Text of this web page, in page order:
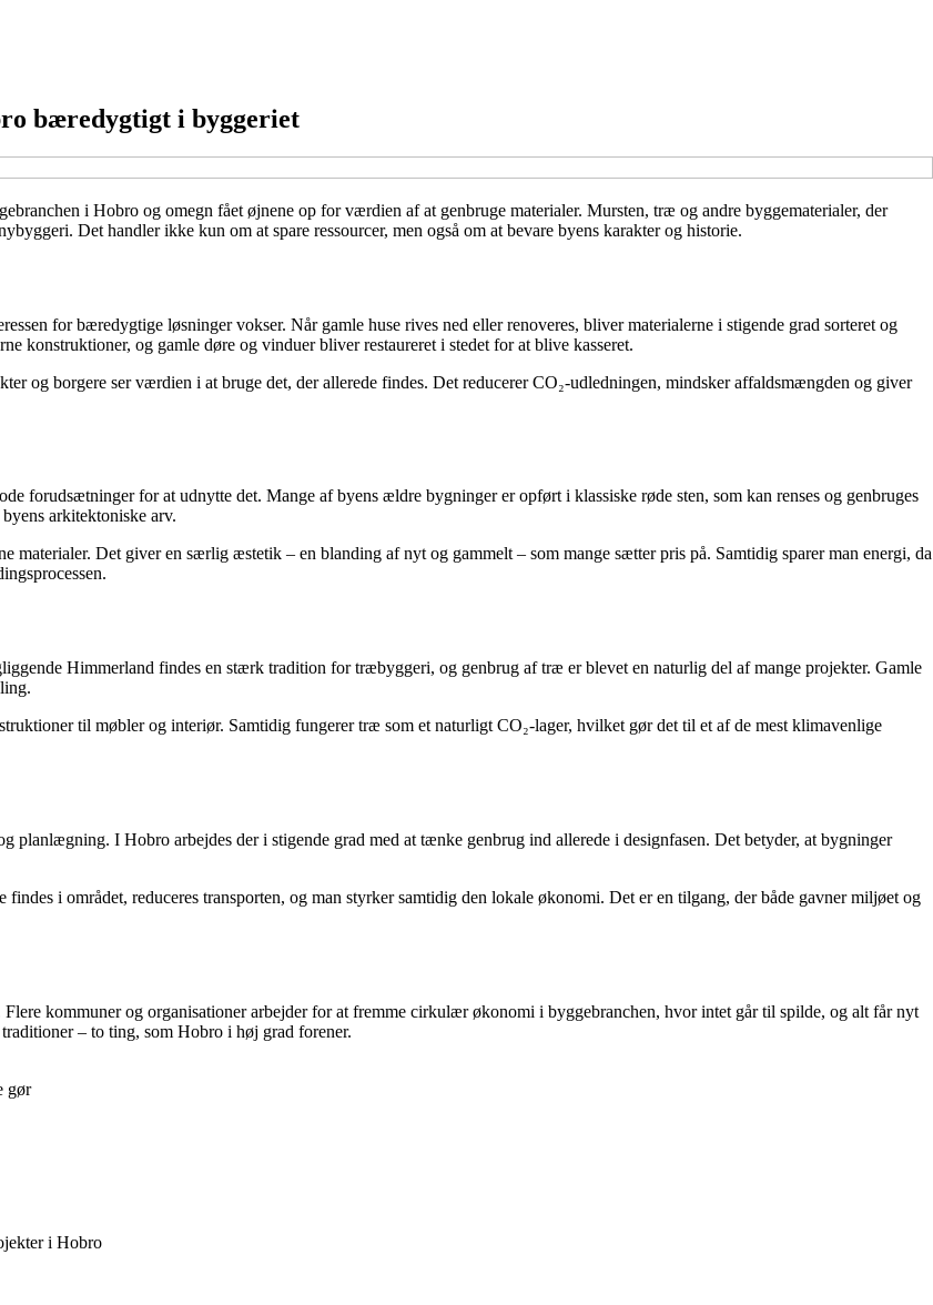
bæredygtigt i byggeriet
i Hobro og omegn fået øjnene op for værdien af at genbruge materialer. Mursten, træ og andre byggematerialer, der
Det handler ikke kun om at spare ressourcer, men også om at bevare byens karakter og historie.
for bæredygtige løsninger vokser. Når gamle huse rives ned eller renoveres, bliver materialerne i stigende grad sorteret og
konstruktioner, og gamle døre og vinduer bliver restaureret i stedet for at blive kasseret.
og borgere ser værdien i at bruge det, der allerede findes. Det reducerer CO₂-udledningen, mindsker affaldsmængden og giver
forudsætninger for at udnytte det. Mange af byens ældre bygninger er opført i klassiske røde sten, som kan renses og genbruges
arkitektoniske arv.
materialer. Det giver en særlig æstetik – en blanding af nyt og gammelt – som mange sætter pris på. Samtidig sparer man energi, da
Himmerland findes en stærk tradition for træbyggeri, og genbrug af træ er blevet en naturlig del af mange projekter. Gamle
til møbler og interiør. Samtidig fungerer træ som et naturligt CO₂-lager, hvilket gør det til et af de mest klimavenlige
planlægning. I Hobro arbejdes der i stigende grad med at tænke genbrug ind allerede i designfasen. Det betyder, at bygninger
i området, reduceres transporten, og man styrker samtidig den lokale økonomi. Det er en tilgang, der både gavner miljøet og
kommuner og organisationer arbejder for at fremme cirkulær økonomi i byggebranchen, hvor intet går til spilde, og alt får nyt
– to ting, som Hobro i høj grad forener.
gør
i Hobro